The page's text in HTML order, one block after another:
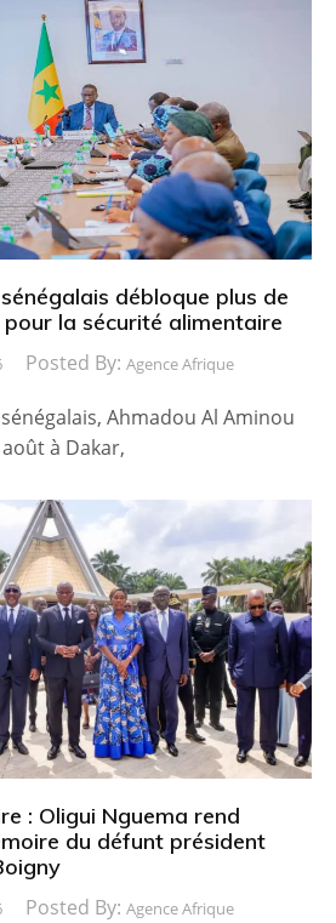
débloque plus de
pour la sécurité alimentaire
Posted By: Agence Afrique
Ahmadou Al Aminou
à Dakar,
: Oligui Nguema rend
du défunt président
Posted By: Agence Afrique